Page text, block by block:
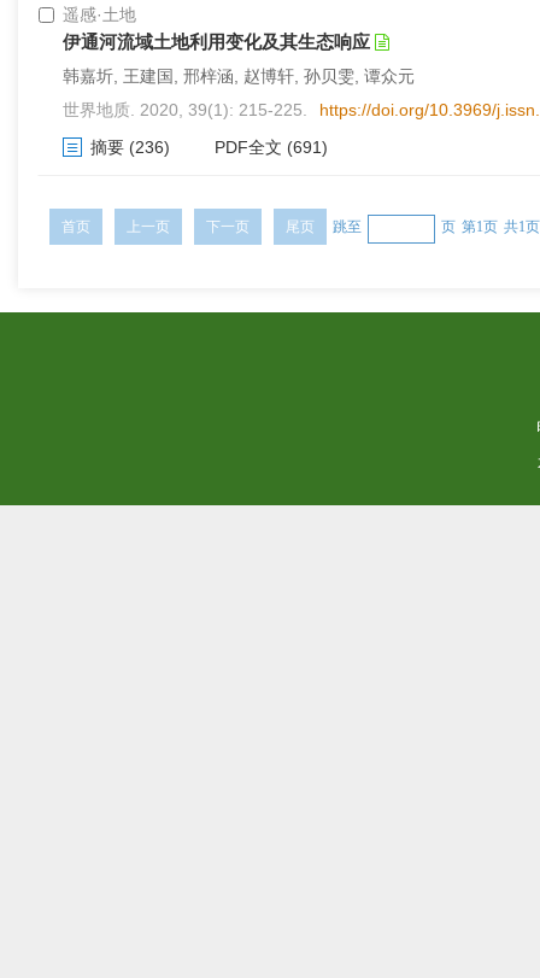
遥感·土地
伊通河流域土地利用变化及其生态响应
韩嘉圻, 王建国, 邢梓涵, 赵博轩, 孙贝雯, 谭众元
世界地质. 2020, 39(1): 215-225.
https://doi.org/10.3969/
摘要 (236) PDF全文 (691)
跳至 页 第1页 共1页
首页 上一页 下一页 尾页